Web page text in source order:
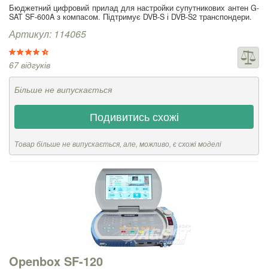
Бюджетний цифровий прилад для настройки супутникових антен G-
SAT SF-600A з компасом. Підтримує DVB-S і DVB-S2 транспондери.
Артикул: 114065
67 відгуків
Більше не випускається
Подивитись схожі
Товар більше не випускається, але, можливо, є схожі моделі
Openbox SF-120